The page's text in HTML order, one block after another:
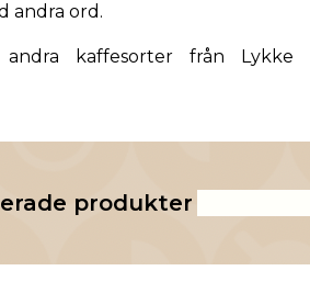
andra ord.
kaffesorter från
Lykke
produkter